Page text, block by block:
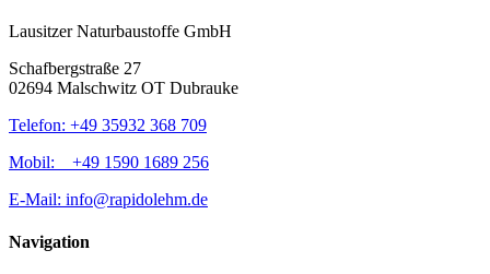
Lausitzer Naturbaustoffe GmbH
Schafbergstraße 27
02694 Malschwitz OT Dubrauke
Telefon: +49 35932 368 709
Mobil: +49 1590 1689 256
E-Mail: info@rapidolehm.de
Navigation